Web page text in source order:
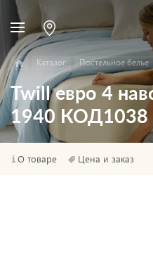
Каталог Постельное белье
Twill евро 4
1940 КОД1038
О товаре Цена и заказ